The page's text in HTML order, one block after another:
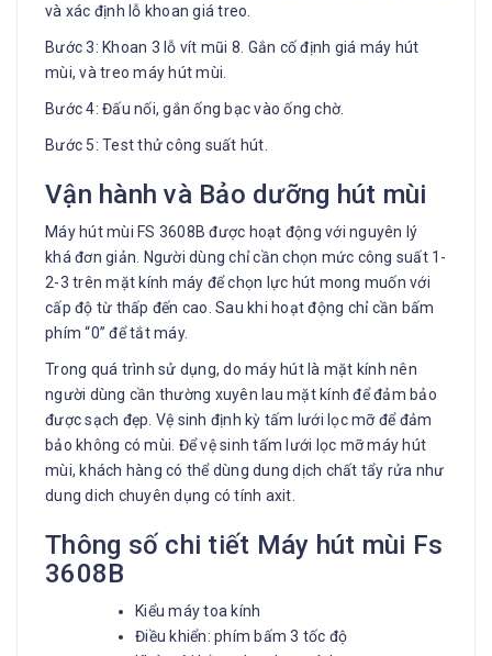
và xác định lỗ khoan giá treo.
Bước 3: Khoan 3 lỗ vít mũi 8. Gắn cố định giá máy hút
mùi, và treo máy hút mùi.
Bước 4: Đấu nối, gắn ống bạc vào ống chờ.
Bước 5: Test thử công suất hút.
Vận hành và Bảo dưỡng hút mùi
Máy hút mùi FS 3608B được hoạt động với nguyên lý
khá đơn giản. Người dùng chỉ cần chọn mức công suất 1-
2-3 trên mặt kính máy để chọn lực hút mong muốn với
cấp độ từ thấp đến cao. Sau khi hoạt động chỉ cần bấm
phím “0” để tắt máy.
Trong quá trình sử dụng, do máy hút là mặt kính nên
người dùng cần thường xuyên lau mặt kính để đảm bảo
được sạch đẹp. Vệ sinh định kỳ tấm lưới lọc mỡ để đảm
bảo không có mùi. Để vệ sinh tấm lưới lọc mỡ máy hút
mùi, khách hàng có thể dùng dung dịch chất tẩy rửa như
dung dich chuyên dụng có tính axit.
Thông số chi tiết Máy hút mùi Fs
3608B
Kiểu máy toa kính
Điều khiển: phím bấm 3 tốc độ